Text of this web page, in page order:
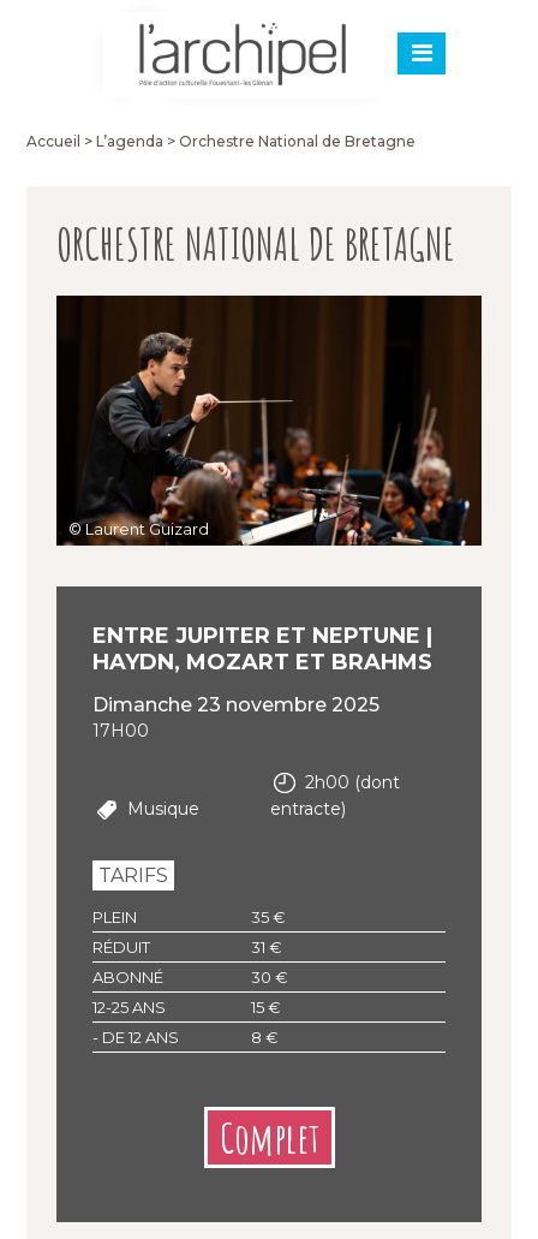
Accueil >L’agenda >Orchestre National de Bretagne
ORCHESTRE NATIONAL DE BRETAGNE
© Laurent Guizard
ENTRE JUPITER ET NEPTUNE |
HAYDN, MOZART ET BRAHMS
dimanche 23 novembre 2025
17H00
Musique
2h00 (dont
entracte)
TARIFS
PLEIN
35 €
RÉDUIT
31 €
ABONNÉ
30 €
12-25 ANS
15 €
- DE 12 ANS
8 €
Complet